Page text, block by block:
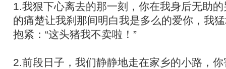
1.我狠下心离去的那一刻，你在我身后无助
的痛楚让我刹那间明白我是多么的爱你，我
抱紧：“这头猪我不卖啦！”
2.前段日子，我们静静地走在家乡的小路，